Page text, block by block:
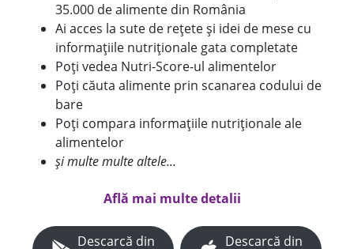
35.000 de alimente din România
Ai acces la sute de rețete și idei de mese cu
informațiile nutriționale gata completate
Poți vedea Nutri-Score-ul alimentelor
Poți căuta alimente prin scanarea codului de
bare
Poți compara informațiile nutriționale ale
alimentelor
și multe multe altele...
Află mai multe detalii
Descarcă din
Descarcă din